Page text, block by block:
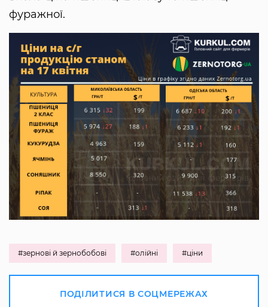
фуражної.
#зернові й зернобобові #олійні #ціни
ПОДІЛИТИСЯ В СОЦМЕРЕЖАХ